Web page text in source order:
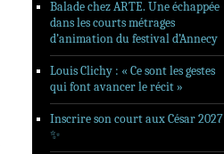
Balade chez ARTE. Une échappée
dans les courts métrages
d’animation du festival d’Annecy
Louis Clichy : « Ce sont les gestes
qui font avancer le récit »
Inscrire son court aux César 2027
✨